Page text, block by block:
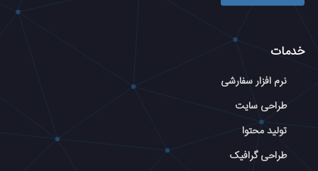
خدمات
نرم افزار سفارشی
طراحی سایت
تولید محتوا
طراحی گرافیک